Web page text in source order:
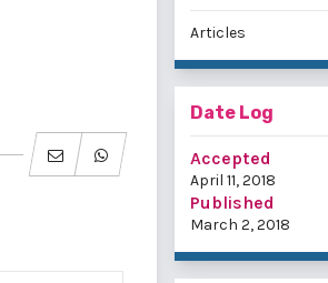
Articles
Date Log
Accepted
April 11, 2018
Published
March 2, 2018